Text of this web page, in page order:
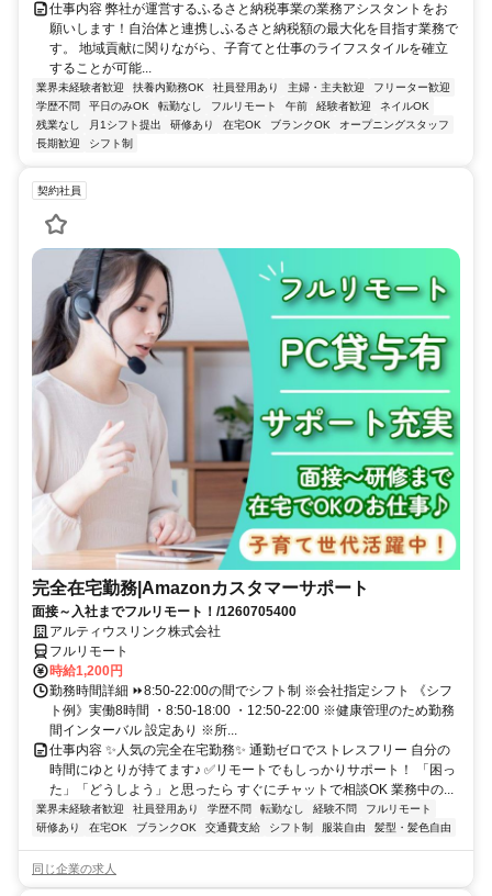
仕事内容 弊社が運営するふるさと納税事業の業務アシスタントをお
願いします！自治体と連携しふるさと納税額の最大化を目指す業務で
す。 地域貢献に関りながら、子育てと仕事のライフスタイルを確立
することが可能...
業界未経験者歓迎 扶養内勤務OK 社員登用あり 主婦・主夫歓迎
フリーター歓迎
学歴不問
平日のみOK 転勤なし フルリモート 午前 経験者歓迎
ネイルOK
残業なし
月1シフト提出 研修あり 在宅OK ブランクOK
オープニングスタッフ
長期歓迎
シフト制
契約社員
完全在宅勤務|Amazonカスタマーサポート
面接～入社までフルリモート！/1260705400
アルティウスリンク株式会社
フルリモート
時給1,200円
勤務時間詳細 ⏩8:50-22:00の間でシフト制 ※会社指定シフト 《シフ
ト例》実働8時間 ・8:50-18:00 ・12:50-22:00 ※健康管理のため勤務
間インターバル 設定あり ※所...
仕事内容 ✨人気の完全在宅勤務✨ 通勤ゼロでストレスフリー 自分の
時間にゆとりが持てます♪ ✅リモートでもしっかりサポート！ 「困っ
た」「どうしよう」と思ったら すぐにチャットで相談OK 業務中の...
業界未経験者歓迎 社員登用あり 学歴不問 転勤なし 経験不問
フルリモート
研修あり
在宅OK ブランクOK 交通費支給 シフト制 服装自由 髪型・髪色自由
同じ企業の求人